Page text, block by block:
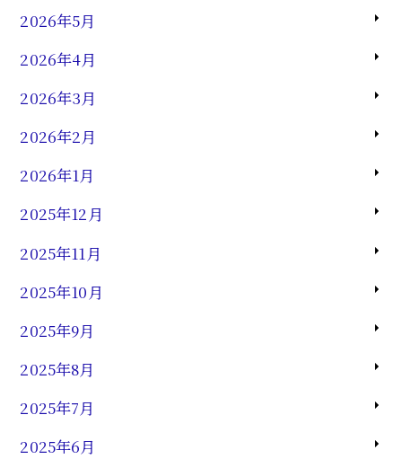
2026年5月
2026年4月
2026年3月
2026年2月
2026年1月
2025年12月
2025年11月
2025年10月
2025年9月
2025年8月
2025年7月
2025年6月